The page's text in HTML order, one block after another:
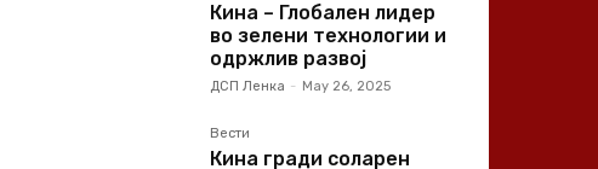
Кина – Глобален лидер
во зелени технологии и
одржлив развој
ДСП Ленка - May 26, 2025
Вести
Кина гради соларен